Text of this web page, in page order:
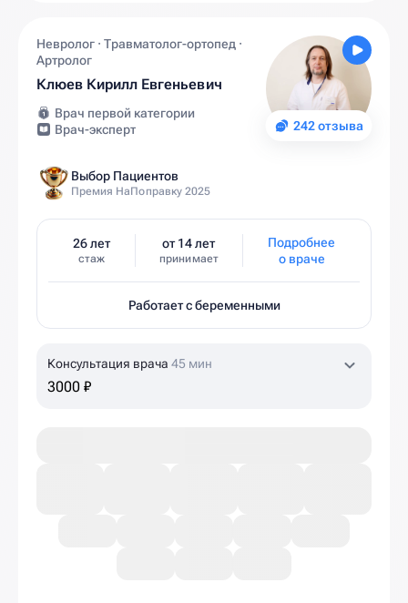
242 отзыва
Невролог · Травматолог-ортопед ·
Артролог
Клюев Кирилл Евгеньевич
Врач первой категории
Врач-эксперт
Выбор Пациентов
Премия НаПоправку 2025
26 лет
стаж
от 14 лет
принимает
Подробнее
о враче
Работает с беременными
Консультация врача 45 мин
3000 ₽